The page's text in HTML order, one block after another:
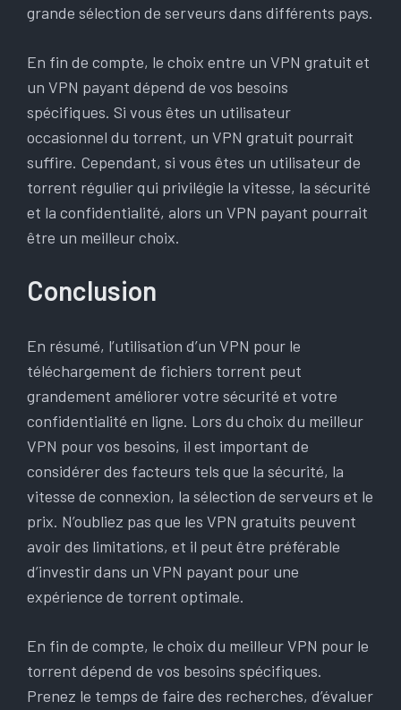
grande sélection de serveurs dans différents pays.
En fin de compte, le choix entre un VPN gratuit et
un VPN payant dépend de vos besoins
spécifiques. Si vous êtes un utilisateur
occasionnel du torrent, un VPN gratuit pourrait
suffire. Cependant, si vous êtes un utilisateur de
torrent régulier qui privilégie la vitesse, la sécurité
et la confidentialité, alors un VPN payant pourrait
être un meilleur choix.
Conclusion
En résumé, l’utilisation d’un VPN pour le
téléchargement de fichiers torrent peut
grandement améliorer votre sécurité et votre
confidentialité en ligne. Lors du choix du meilleur
VPN pour vos besoins, il est important de
considérer des facteurs tels que la sécurité, la
vitesse de connexion, la sélection de serveurs et le
prix. N’oubliez pas que les VPN gratuits peuvent
avoir des limitations, et il peut être préférable
d’investir dans un VPN payant pour une
expérience de torrent optimale.
En fin de compte, le choix du meilleur VPN pour le
torrent dépend de vos besoins spécifiques.
Prenez le temps de faire des recherches, d’évaluer